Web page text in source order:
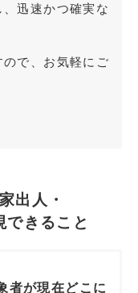
迅速かつ確実な
で、お気軽にご
出人・
できること
が現在どこに